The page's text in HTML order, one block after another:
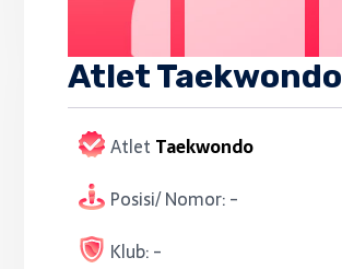
Atlet Taekwondo
Atlet Taekwondo
Posisi/ Nomor:-
Klub:-